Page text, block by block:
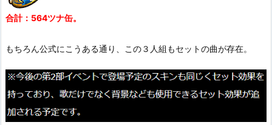
合計：564ツナ缶。
もちろん公式にこうある通り、この３人組もセットの曲が存在。